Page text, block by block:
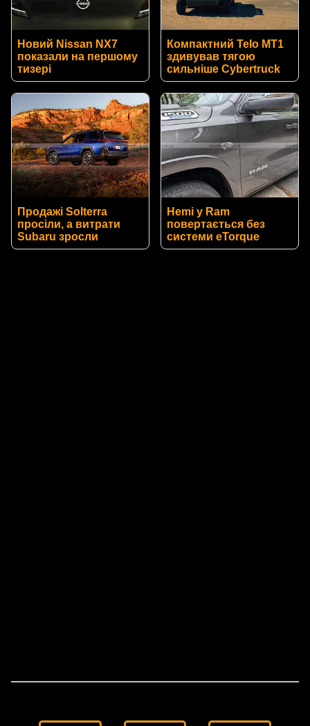
Новий Nissan NX7
показали на першому
тизері
Компактний Telo MT1
здивував тягою
сильніше Cybertruck
Продажі Solterra
просіли, а витрати
Subaru зросли
Hemi у Ram
повертається без
системи eTorque